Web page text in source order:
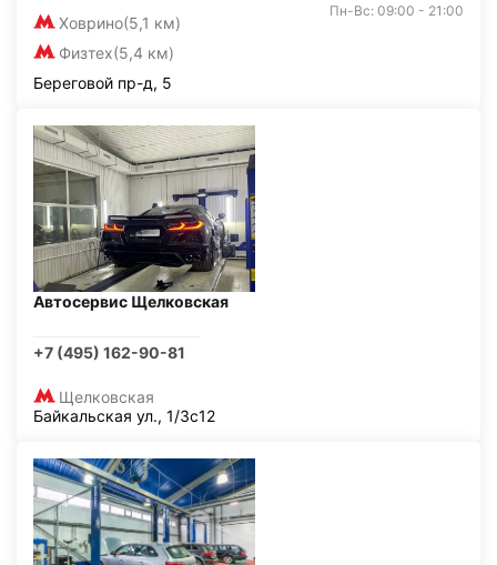
Ховрино(5,1 км)
Физтех(5,4 км)
Пн-Вс: 09:00 - 21:00
Береговой пр-д, 5
Автосервис Щелковская
+7 (495) 162-90-81
Щелковская
Байкальская ул., 1/3с12